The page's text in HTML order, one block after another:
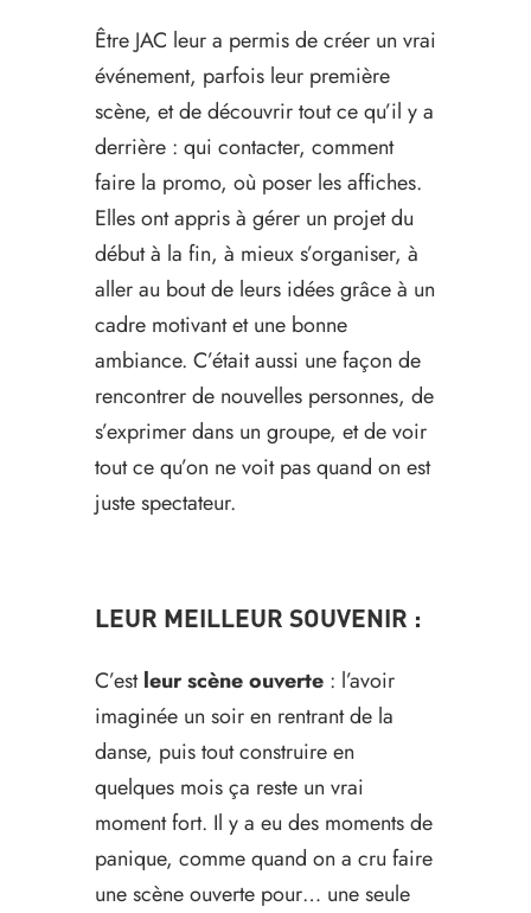
Être JAC leur a permis de créer un vrai
événement, parfois leur première
scène, et de découvrir tout ce qu’il y a
derrière : qui contacter, comment
faire la promo, où poser les affiches.
Elles ont appris à gérer un projet du
début à la fin, à mieux s’organiser, à
aller au bout de leurs idées grâce à un
cadre motivant et une bonne
ambiance. C’était aussi une façon de
rencontrer de nouvelles personnes, de
s’exprimer dans un groupe, et de voir
tout ce qu’on ne voit pas quand on est
juste spectateur.
LEUR MEILLEUR SOUVENIR :
C’estleur scène ouverte : l’avoir
imaginée un soir en rentrant de la
danse, puis tout construire en
quelques mois ça reste un vrai
moment fort. Il y a eu des moments de
panique, comme quand on a cru faire
une scène ouverte pour… une seule